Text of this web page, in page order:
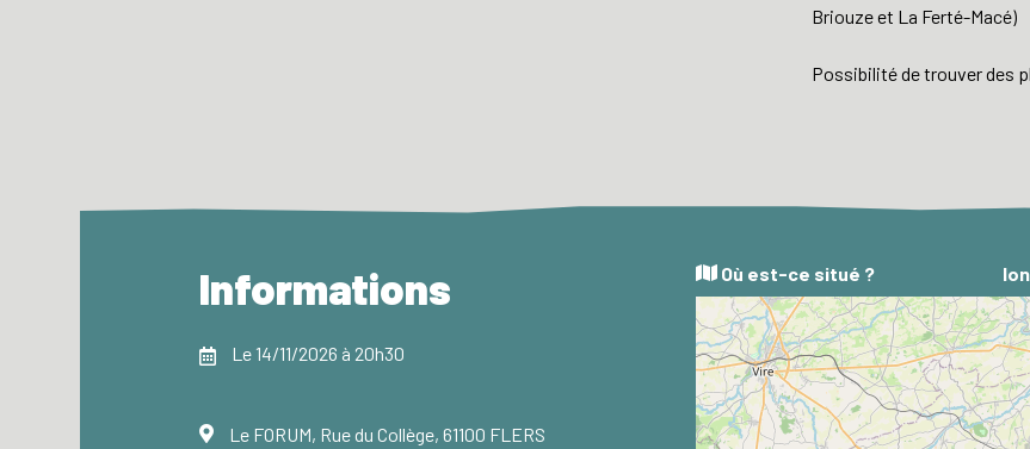
Briouze et La Ferté-Macé)
Possibilité de trouver des
Informations
Le 14/11/2026 à 20h30
Le FORUM, Rue du Collège, 61100 FLERS
Où est-ce situé ?